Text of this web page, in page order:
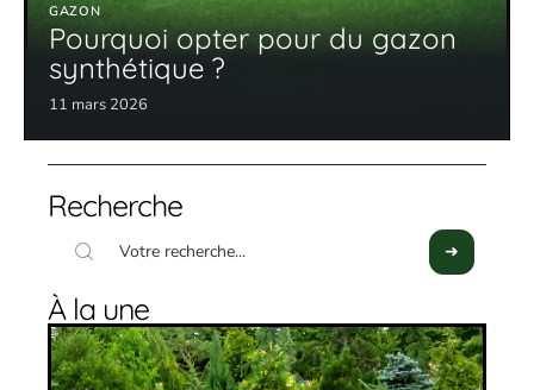
GAZON
Pourquoi opter pour du gazon
synthétique ?
11 mars 2026
Recherche
À la une